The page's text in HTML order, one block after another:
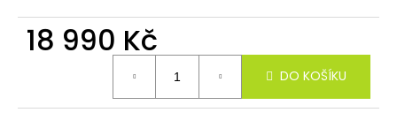
18 990 Kč
DO KOŠÍKU